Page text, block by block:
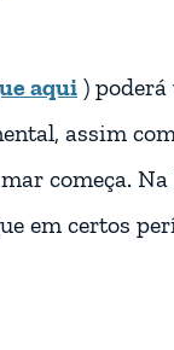
aqui )
assim
começa. Na
em certos